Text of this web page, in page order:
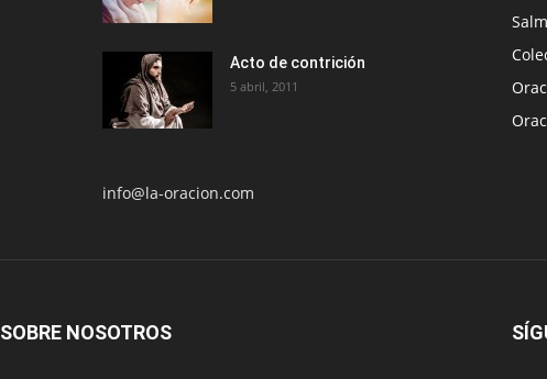
Acto de contrición
5 abril, 2011
info@la-oracion.com
SOBRE NOSOTROS